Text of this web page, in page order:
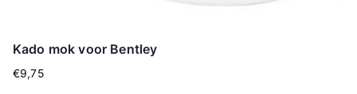
Kado mok voor Bentley
€9,75